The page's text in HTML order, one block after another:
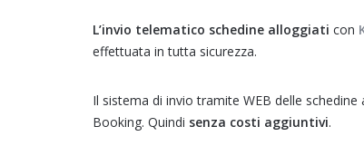
L’invio telematico schedine alloggiati con
effettuata in tutta sicurezza.
Il sistema di invio tramite WEB delle
Booking. Quindi senza costi aggiuntivi.